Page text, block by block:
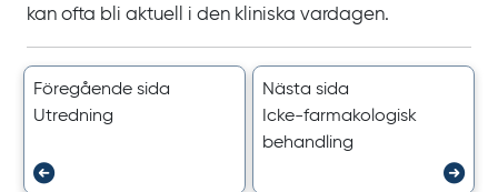
kan ofta bli aktuell i den kliniska vardagen.
Föregående sida
Utredning
Nästa sida
Icke-farmakologisk
behandling